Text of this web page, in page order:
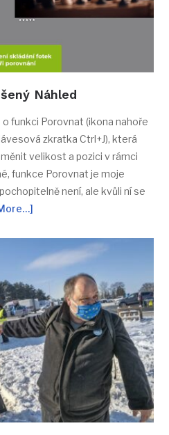
Náhled
funkci Porovnat (ikona nahoře
zkratka Ctrl+J), která
velikost a pozici v rámci
funkce Porovnat je moje
není, ale kvůli ní se